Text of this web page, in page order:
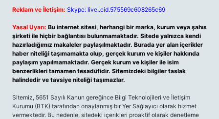
Reklam ve İletişim: Skype: live:.cid.575569c608265c69
Yasal Uyarı: Bu internet sitesi, herhangi bir marka, kurum veya şahıs
şirketi ile hiçbir bağlantısı bulunmamaktadır. Sitede yalnızca kendi
hazırladığımız makaleler paylaşılmaktadır. Burada yer alan içerikler
haber niteliği taşımamakta olup, gerçek kurum ve kişiler hakkında
paylaşım yapılmamaktadır. Gerçek kurum ve kişiler ile isim
benzerlikleri tamamen tesadüfidir. Sitemizdeki bilgiler taslak
halindedir ve tavsiye niteliği taşımazlar.
Sitemiz, 5651 Sayılı Kanun gereğince Bilgi Teknolojileri ve İletişim
Kurumu (BTK) tarafından onaylanmış bir Yer Sağlayıcı olarak hizmet
vermektedir. Bu nedenle, sitedeki içerikleri proaktif olarak denetleme